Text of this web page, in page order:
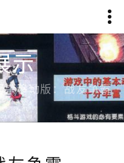
示
杀移动版：战友争霸